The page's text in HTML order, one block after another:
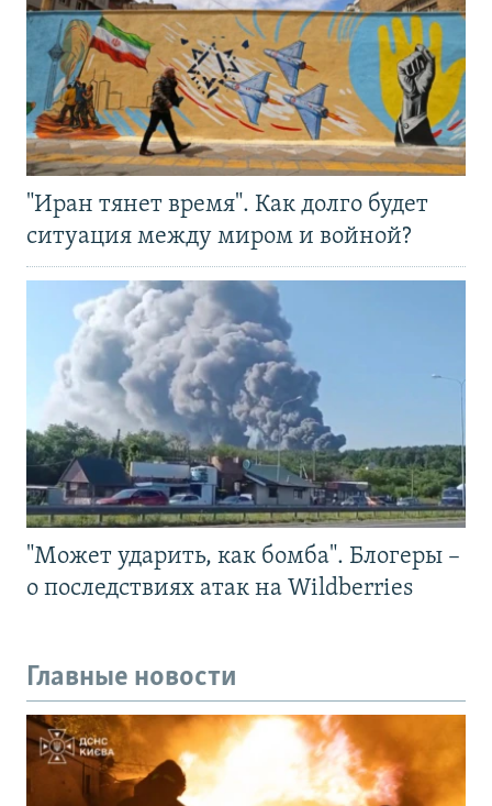
"Иран тянет время". Как долго будет
ситуация между миром и войной?
"Может ударить, как бомба". Блогеры –
о последствиях атак на Wildberries
Главные новости